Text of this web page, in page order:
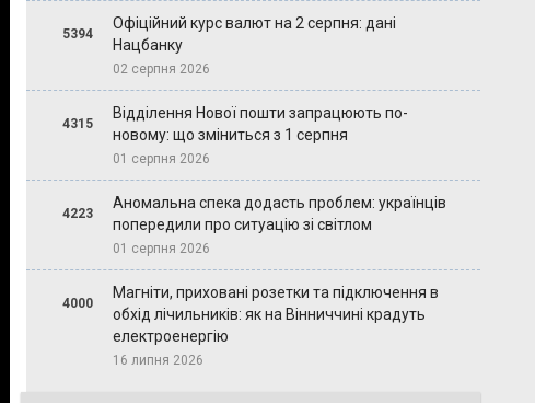
5394
Офіційний курс валют на 2 серпня: дані
Нацбанку
02 серпня 2026
4315
Відділення Нової пошти запрацюють по-
новому: що зміниться з 1 серпня
01 серпня 2026
4223
Аномальна спека додасть проблем: українців
попередили про ситуацію зі світлом
01 серпня 2026
4000
Магніти, приховані розетки та підключення в
обхід лічильників: як на Вінниччині крадуть
електроенергію
16 липня 2026